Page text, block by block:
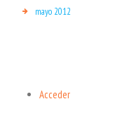
mayo 2012
Acceder